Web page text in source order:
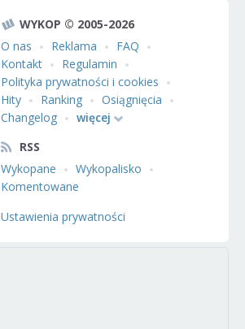
WYKOP © 2005-2026
O nas
Reklama
FAQ
Kontakt
Regulamin
Polityka prywatności i cookies
Hity
Ranking
Osiągnięcia
Changelog
więcej
RSS
Wykopane
Wykopalisko
Komentowane
Ustawienia prywatności